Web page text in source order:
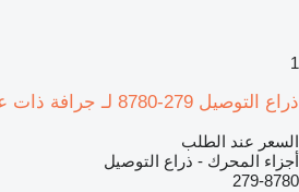
1
ذراع التوصيل 279-8780 لـ جرافة ذات عجلات Caterpillar C6.6
السعر عند الطلب
أجزاء المحرك - ذراع التوصيل
279-8780